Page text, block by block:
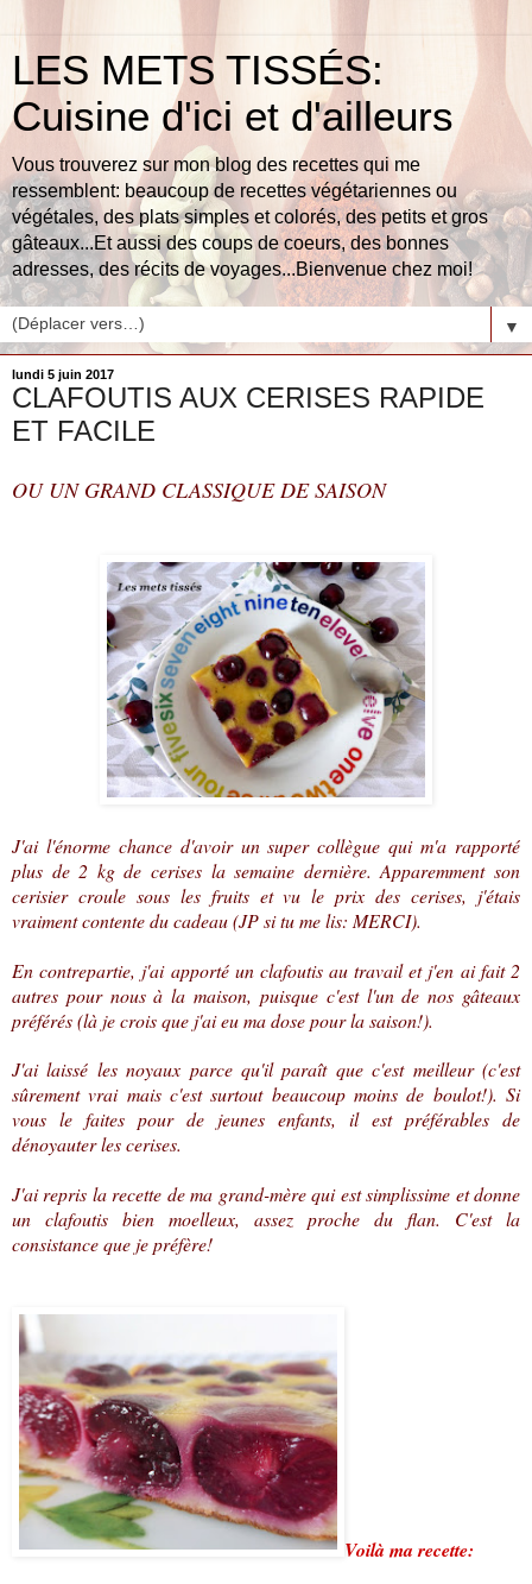
LES METS TISSÉS:
Cuisine d'ici et d'ailleurs
Vous trouverez sur mon blog des recettes qui me
ressemblent: beaucoup de recettes végétariennes ou
végétales, des plats simples et colorés, des petits et gros
gâteaux...Et aussi des coups de coeurs, des bonnes
adresses, des récits de voyages...Bienvenue chez moi!
▼
lundi 5 juin 2017
CLAFOUTIS AUX CERISES RAPIDE
ET FACILE
OU UN GRAND CLASSIQUE DE SAISON
J'ai l'énorme chance d'avoir un super collègue qui m'a rapporté
plus de 2 kg de cerises la semaine dernière. Apparemment son
cerisier croule sous les fruits et vu le prix des cerises, j'étais
vraiment contente du cadeau (JP si tu me lis: MERCI).
En contrepartie, j'ai apporté un clafoutis au travail et j'en ai fait 2
autres pour nous à la maison, puisque c'est l'un de nos gâteaux
préférés (là je crois que j'ai eu ma dose pour la saison!).
J'ai laissé les noyaux parce qu'il paraît que c'est meilleur (c'est
sûrement vrai mais c'est surtout beaucoup moins de boulot!). Si
vous le faites pour de jeunes enfants, il est préférables de
dénoyauter les cerises.
J'ai repris la recette de ma grand-mère qui est simplissime et donne
un clafoutis bien moelleux, assez proche du flan. C'est la
consistance que je préfère!
Voilà ma recette: